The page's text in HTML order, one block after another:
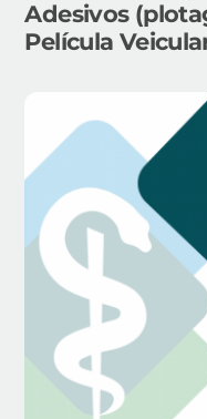
Adesivos
Película